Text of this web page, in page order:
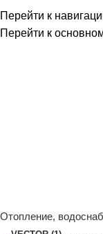
Перейти к
Перейти к
Отопление,